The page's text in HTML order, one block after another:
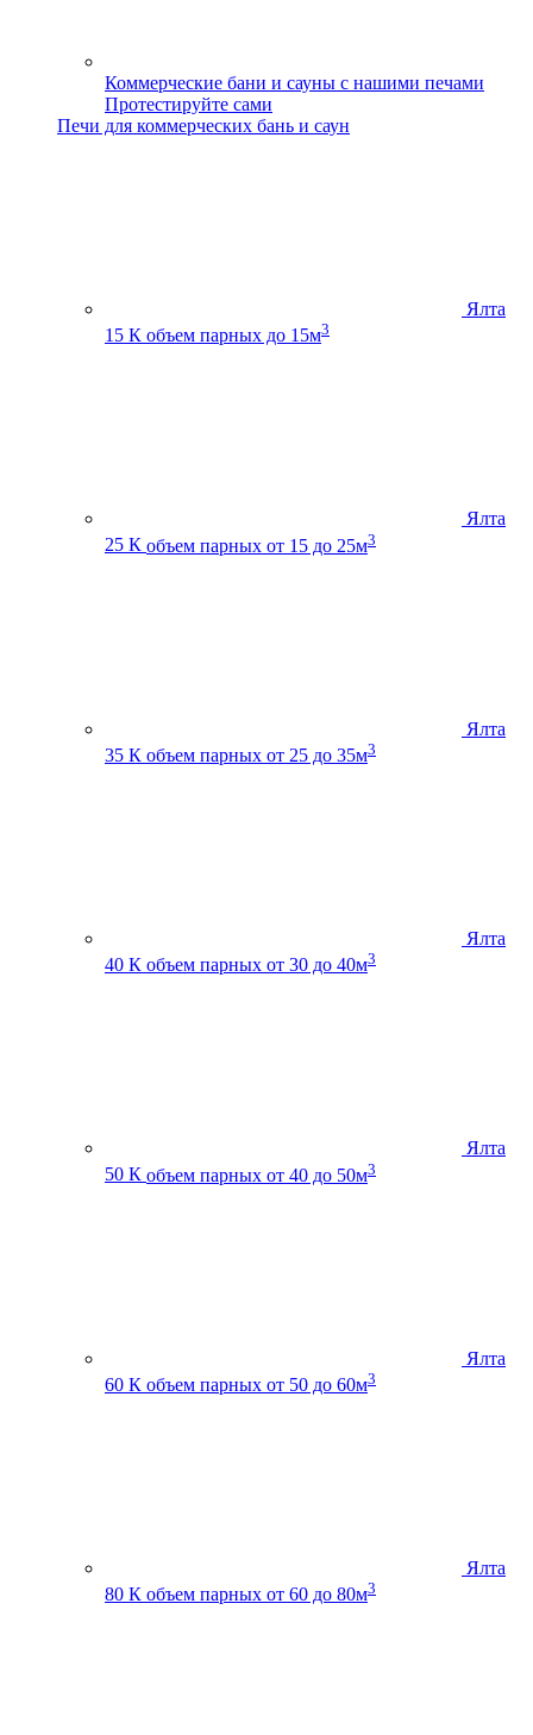
Коммерческие бани и сауны с нашими печами
Протестируйте сами
Печи для коммерческих бань и саун
Ялта
15 К объем парных до 15м3
Ялта
25 К объем парных от 15 до 25м3
Ялта
35 К объем парных от 25 до 35м3
Ялта
40 К объем парных от 30 до 40м3
Ялта
50 К объем парных от 40 до 50м3
Ялта
60 К объем парных от 50 до 60м3
Ялта
80 К объем парных от 60 до 80м3